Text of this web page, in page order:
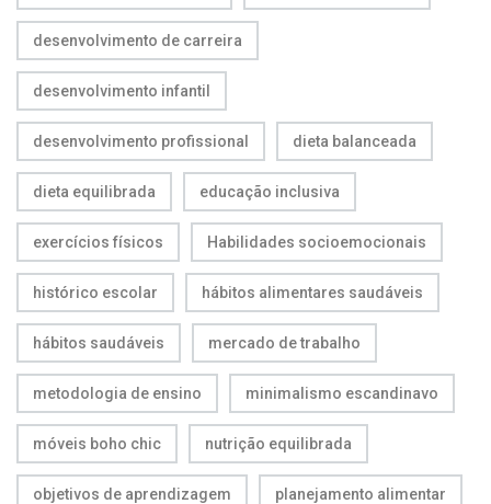
desenvolvimento de carreira
desenvolvimento infantil
desenvolvimento profissional dieta balanceada
dieta equilibrada educação inclusiva
exercícios físicos Habilidades socioemocionais
histórico escolar hábitos alimentares saudáveis
hábitos saudáveis mercado de trabalho
metodologia de ensino minimalismo escandinavo
móveis boho chic nutrição equilibrada
objetivos de aprendizagem planejamento alimentar